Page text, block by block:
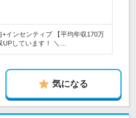
+インセンティブ 【平均年収170万
UPしています！ ＼…
気になる